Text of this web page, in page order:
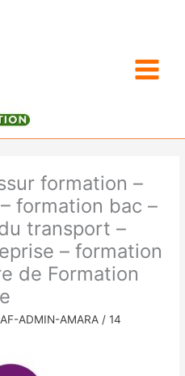
formation –
formation bac –
transport –
– formation
de Formation
ADMIN-AMARA /14